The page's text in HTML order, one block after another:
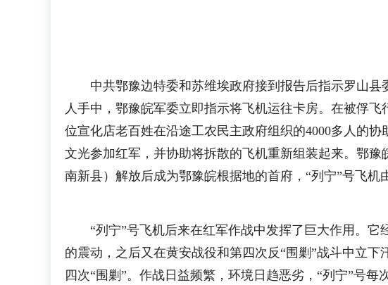
中共鄂豫边特委和苏维埃政府接到报告后指示罗山县
人手中，鄂豫皖军委立即指示将飞机运往卡房。在被俘
位宣化店老百姓在沿途工农民主政府组织的4000多人的
文光参加红军，并协助将拆散的飞机重新组装起来。鄂
南新县）解放后成为鄂豫皖根据地的首府，“列宁”号飞
“列宁”号飞机后来在红军作战中发挥了巨大作用。它
的震动，之后又在黄安战役和第四次反“围剿”战斗中立
四次“围剿”。作战日益频繁，环境日趋恶劣，“列宁”号